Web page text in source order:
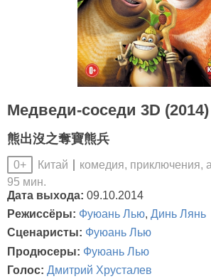
Медведи-соседи 3D (2014)
熊出沒之奪寶熊兵
0+ Китай комедия, приключения,
95 мин.
Дата выхода: 09.10.2014
Режиссёры: Фуюань Лью, Динь Лянь
Сценаристы: Фуюань Лью
Продюсеры: Фуюань Лью
Голос: Дмитрий Хрусталев